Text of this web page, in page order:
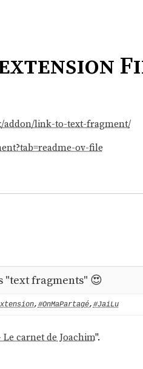
addon/link-to-text-fragment/
ov-file
"text fragments" 😍
, #OnMaPartagé, #JaiLu
carnet de Joachim".